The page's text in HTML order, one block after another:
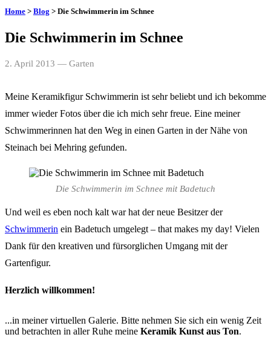
Home > Blog > Die Schwimmerin im Schnee
Die Schwimmerin im Schnee
2. April 2013 — Garten
Meine Keramikfigur Schwimmerin ist sehr beliebt und ich bekomme
immer wieder Fotos über die ich mich sehr freue. Eine meiner
Schwimmerinnen hat den Weg in einen Garten in der Nähe von
Steinach bei Mehring gefunden.
Die Schwimmerin im Schnee mit Badetuch
Und weil es eben noch kalt war hat der neue Besitzer der
Schwimmerin ein Badetuch umgelegt – that makes my day! Vielen
Dank für den kreativen und fürsorglichen Umgang mit der
Gartenfigur.
Herzlich willkommen!
...in meiner virtuellen Galerie. Bitte nehmen Sie sich ein wenig Zeit
und betrachten in aller Ruhe meine Keramik Kunst aus Ton.